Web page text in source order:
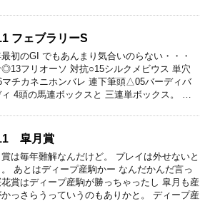
フェブラリーS
初のGI でもあんまり気合いのらない・・・
フリオーソ 対抗○15シルクメビウス 単穴
チカネニホンバレ 連下筆頭△05バーディバ
ィ 4頭の馬連ボックスと 三連単ボックス。 …
皐月賞
は毎年難解なんだけど。 プレイは外せないと
。 あとはディープ産駒かー なんだかんだ言っ
賞はディープ産駒が勝っちゃったし 皐月も産
っさらうっていうのもありかと。 ディープ産